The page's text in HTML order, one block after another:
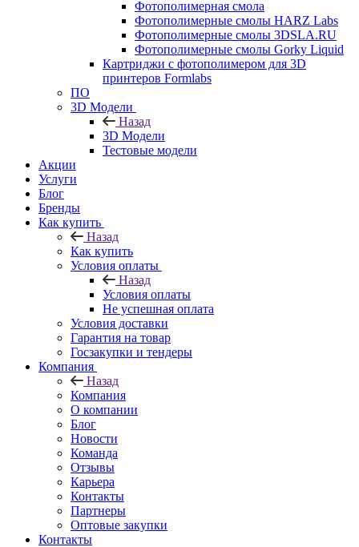
Фотополимерная смола
Фотополимерные смолы HARZ Labs
Фотополимерные смолы 3DSLA.RU
Фотополимерные смолы Gorky Liquid
Картриджи с фотополимером для 3D
принтеров Formlabs
ПО
3D Модели
Назад
3D Модели
Тестовые модели
Акции
Услуги
Блог
Бренды
Как купить
Назад
Как купить
Условия оплаты
Назад
Условия оплаты
Не успешная оплата
Условия доставки
Гарантия на товар
Госзакупки и тендеры
Компания
Назад
Компания
О компании
Блог
Новости
Команда
Отзывы
Карьера
Контакты
Партнеры
Оптовые закупки
Контакты